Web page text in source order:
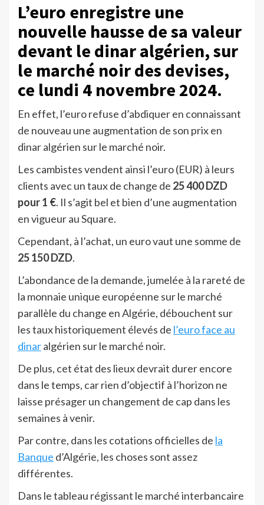
L’euro enregistre une
nouvelle hausse de sa valeur
devant le dinar algérien, sur
le marché noir des devises,
ce lundi 4 novembre 2024.
En effet, l’euro refuse d’abdiquer en connaissant
de nouveau une augmentation de son prix en
dinar algérien sur le marché noir.
Les cambistes vendent ainsi l’euro (EUR) à leurs
clients avec un taux de change de 25 400 DZD
pour1 €. Il s’agit bel et bien d’une augmentation
en vigueur au Square.
Cependant, à l’achat, un euro vaut une somme de
25 150 DZD.
L’abondance de la demande, jumelée à la rareté de
la monnaie unique européenne sur le marché
parallèle du change en Algérie, débouchent sur
les taux historiquement élevés de l’euro face au
dinaralgérien sur le marché noir.
De plus, cet état des lieux devrait durer encore
dans le temps, car rien d’objectif à l’horizon ne
laisse présager un changement de cap dans les
semaines à venir.
Par contre, dans les cotations officielles de la
Banque d’Algérie, les choses sont assez
différentes.
Dans le tableau régissant le marché interbancaire